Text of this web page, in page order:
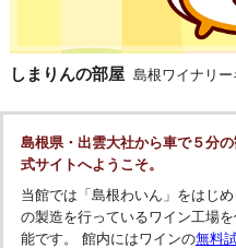
しまりんの部屋 島根ワイナリ
島根県・出雲大社から車で５分
式サイトへようこそ。
当館では「島根わいん」をはじ
の製造を行っているワイン工場
能です。 館内にはワインの無料